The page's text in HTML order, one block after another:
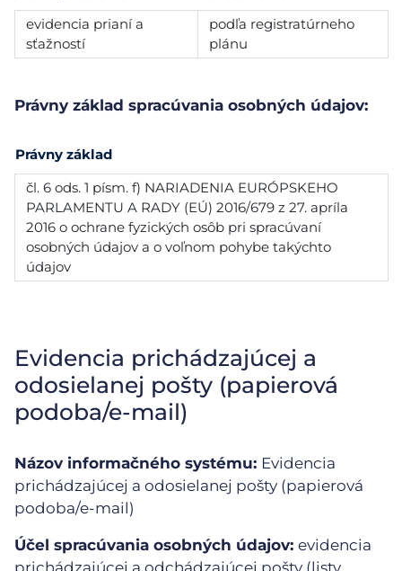
evidencia prianí a
sťažností
podľa registratúrneho
plánu
Právny základ spracúvania osobných údajov:
Právny základ
čl. 6 ods. 1 písm. f) NARIADENIA EURÓPSKEHO
PARLAMENTU A RADY (EÚ) 2016/679 z 27. apríla
2016 o ochrane fyzických osôb pri spracúvaní
osobných údajov a o voľnom pohybe takýchto
údajov
Evidencia prichádzajúcej a
odosielanej pošty (papierová
podoba/e-mail)
Názov informačného systému: Evidencia
prichádzajúcej a odosielanej pošty (papierová
podoba/e-mail)
Účel spracúvania osobných údajov: evidencia
prichádzajúcej a odchádzajúcej pošty (listy,